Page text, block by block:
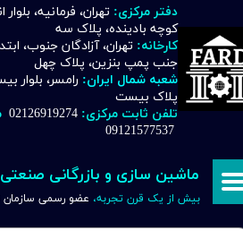
دفتر مرکزی: تهران، فرمانیه،
کوچه بادینده، پلاک سه
کارخانه: تهران، آزادگان جنوب،
جنب پمپ بنزین، پلاک چهل
شعبه شمال ایران: رامسر، بلوار
پلاک بیست
تلفن ثابت مرکزی: 02126919274
09121577537
ماشین سازی و بازرگانی
بیش از یک قرن تجربه، عضو رسمی سازمان
حساب کاربری من
تغییر گذر واژه
خروج از حساب کاربری